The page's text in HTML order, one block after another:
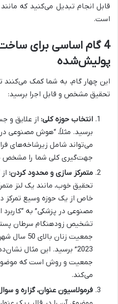
قابل انجام تبدیل می‌کنید که
است.
4 گام اساسی برای
پولیش‌شده
این چهار گام، به شما کمک می‌کنند
تحقیق مشخص و قابل اجرا برسید:
انتخاب حوزه کلی: از علایق و
برسید. مثلاً، “هوش مصنوعی
می‌تواند شامل زیرشاخه‌های
جهت‌گیری کلی شما را مشخص
متمرکز سازی و محدود کردن:
تحقیق خوب، مانند یک لنز
خاص از یک حوزه وسیع تمرکز
مصنوعی در پزشکی” به “کاربرد
تشخیص زودهنگام سرطان
2023” برسید. این مثال
جمعیت و روش است که
می‌کند.
فرمولاسیون عنوان، گزاره و